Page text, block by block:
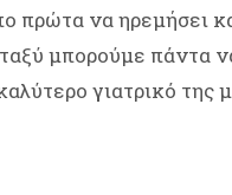
πρώτα να ηρεμήσει
μπορούμε πάντα
γιατρικό της